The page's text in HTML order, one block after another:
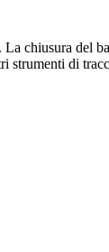
chiusura del
strumenti di